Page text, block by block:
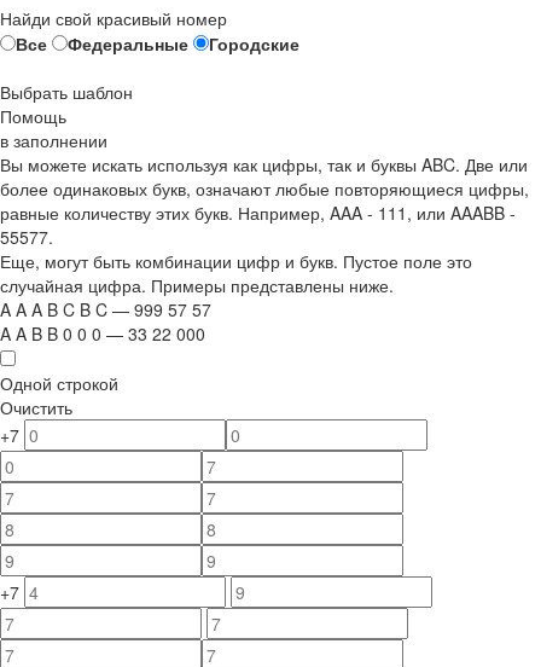
Найди свой красивый номер
Все
Федеральные
Городские
Выбрать шаблон
Помощь
в заполнении
Вы можете искать используя как цифры, так и буквы ABC. Две или
более одинаковых букв, означают любые повторяющиеся цифры,
равные количеству этих букв. Например, AAA - 111 , или AAABB -
55577.
Еще, могут быть комбинации цифр и букв. Пустое поле это
случайная цифра. Примеры представлены ниже.
A A A B C B C — 999 57 57
A A B B 0 0 0 — 33 22 000
Одной строкой
Очистить
+7
+7